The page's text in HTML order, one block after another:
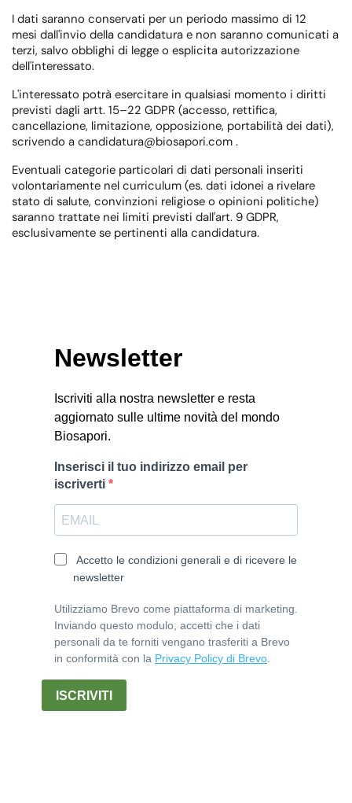
I dati saranno conservati per un periodo massimo di 12
mesi dall'invio della candidatura e non saranno comunicati a
terzi, salvo obblighi di legge o esplicita autorizzazione
dell'interessato.
L'interessato potrà esercitare in qualsiasi momento i diritti
previsti dagli artt. 15–22 GDPR (accesso, rettifica,
cancellazione, limitazione, opposizione, portabilità dei dati),
scrivendo a candidatura@biosapori.com .
Eventuali categorie particolari di dati personali inseriti
volontariamente nel curriculum (es. dati idonei a rivelare
stato di salute, convinzioni religiose o opinioni politiche)
saranno trattate nei limiti previsti dall'art. 9 GDPR,
esclusivamente se pertinenti alla candidatura.
Newsletter
Iscriviti alla nostra newsletter e resta
aggiornato sulle ultime novità del mondo
Biosapori.
Inserisci il tuo indirizzo email per
iscriverti
Accetto le condizioni generali e di ricevere le
newsletter
Utilizziamo Brevo come piattaforma di marketing.
Inviando questo modulo, accetti che i dati
personali da te forniti vengano trasferiti a Brevo
in conformità con la Privacy Policy di Brevo.
ISCRIVITI